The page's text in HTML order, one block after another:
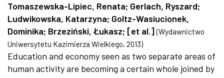
Tomaszewska-Lipiec, Renata; Gerlach, Ryszard;
Ludwikowska, Katarzyna; Goltz-Wasiucionek,
Dominika; Brzeziński, Łukasz; [et al.] (Wydawnictwo
Uniwersytetu Kazimierza Wielkiego, 2013)
Education and economy seen as two separate areas of
human activity are becoming a certain whole joined by